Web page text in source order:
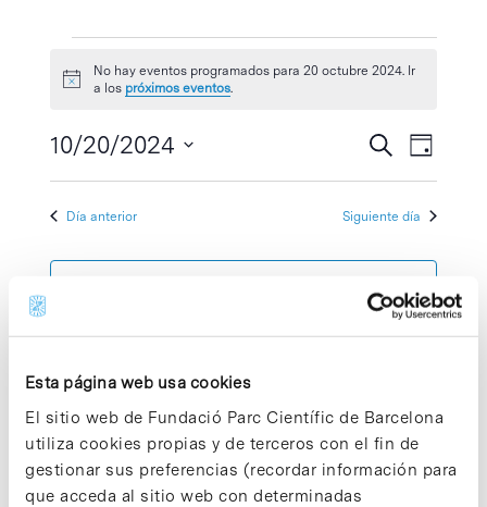
Esta página web usa cookies
El sitio web de Fundació Parc Científic de Barcelona
utiliza cookies propias y de terceros con el fin de
gestionar sus preferencias (recordar información para
que acceda al sitio web con determinadas
Eventos
en
20
octubre
2024
Aviso
No hay eventos programados para 20 octubre 2024. Ir
a los próximos eventos.
de
búsqueda
vistas
de
Eventos
Buscar
de
Evento
Día
10/20/2024
Día anterior Siguiente día